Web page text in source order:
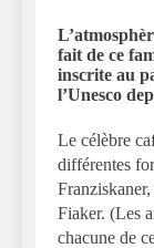
fait de ce
inscrite au
l’Unesco
Le célèbre
différentes
Fiaker. (Les
chacune de